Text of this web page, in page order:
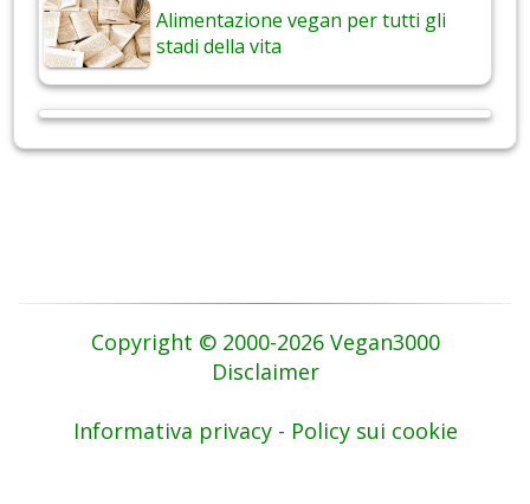
Alimentazione vegan per tutti gli
stadi della vita
Copyright © 2000-2026 Vegan3000
Disclaimer
Informativa privacy - Policy sui cookie